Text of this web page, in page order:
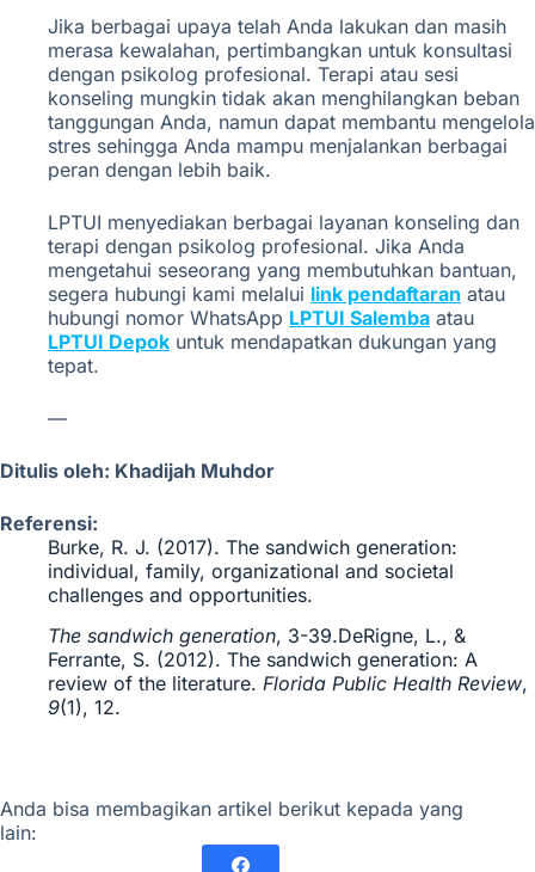
Jika berbagai upaya telah Anda lakukan dan masih
merasa kewalahan, pertimbangkan untuk konsultasi
dengan psikolog profesional. Terapi atau sesi
konseling mungkin tidak akan menghilangkan beban
tanggungan Anda, namun dapat membantu mengelola
stres sehingga Anda mampu menjalankan berbagai
peran dengan lebih baik.
LPTUI menyediakan berbagai layanan konseling dan
terapi dengan psikolog profesional. Jika Anda
mengetahui seseorang yang membutuhkan bantuan,
segera hubungi kami melalui link pendaftaran atau
hubungi nomor WhatsApp LPTUI Salemba atau
LPTUI Depok untuk mendapatkan dukungan yang
tepat.
—
Ditulis oleh: Khadijah Muhdor
Referensi:
Burke, R. J. (2017). The sandwich generation:
individual, family, organizational and societal
challenges and opportunities.
The sandwich generation, 3-39.DeRigne, L., &
Ferrante, S. (2012). The sandwich generation: A
review of the literature. Florida Public Health Review,
9(1), 12.
Anda bisa membagikan artikel berikut kepada yang
lain: